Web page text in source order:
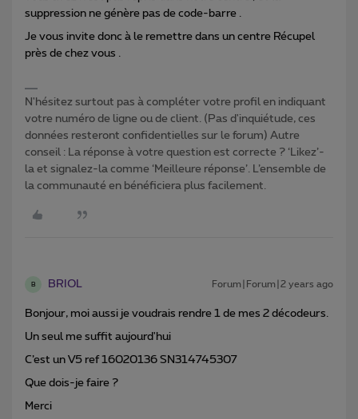
suppression ne génère pas de code-barre .
Je vous invite donc à le remettre dans un centre Récupel
près de chez vous .
N'hésitez surtout pas à compléter votre profil en indiquant
votre numéro de ligne ou de client. (Pas d'inquiétude, ces
données resteront confidentielles sur le forum) Autre
conseil : La réponse à votre question est correcte ? ‘Likez’-
la et signalez-la comme ‘Meilleure réponse’. L’ensemble de
la communauté en bénéficiera plus facilement.
B BRIOL Forum|Forum|2 years ago
Bonjour, moi aussi je voudrais rendre 1 de mes 2 décodeurs.
Un seul me suffit aujourd'hui
C’est un V5 ref 16020136 SN314745307
Que dois-je faire ?
Merci